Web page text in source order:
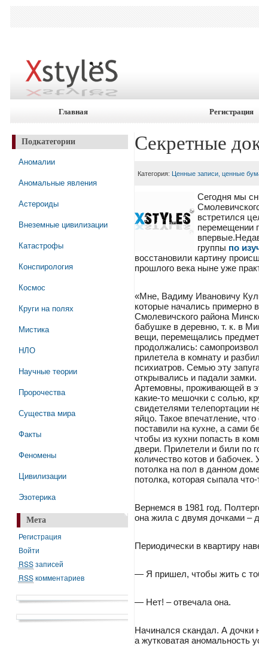
Главная Регистрация
Подкатегории
Аномалии
Аномальные явления
Астероиды
Внеземные цивилизации
Катастрофы
Конспирология
Космос
Круги на полях
Мистика
НЛО
Научные теории
Пророчества
Существа мира
Факты
Феномены
Цивилизации
Эзотерика
Мета
Регистрация
Войти
RSSзаписей
RSSкомментариев
Секретные
Категория: Ценные записи, ценные
Сегодня мы
встретился
перемещении
впервые.
группы по
восстановили картину
прошлого века ныне уже
«Мне, Вадиму Ивановичу
которые начались примерно
Смолевичского района
бабушке в деревню, т. к. в
вещи, перемещались
продолжались:
прилетела в комнату и
психиатров. Семью эту
открывались и падали
Артемовны, проживающей в
какие-то мешочки с солью,
свидетелями телепортации
яйцо. Такое впечатление,
поставили на кухне, а сами
чтобы из кухни попасть в
двери. Прилетели и били по
количество котов и бабочек.
потолка на пол в данном
потолка, которая сыпала
Вернемся в 1981 год.
она жила с двумя дочками –
Периодически в квартиру
— Я пришел, чтобы жить с
— Нет! – отвечала она.
Начинался скандал. А дочки
а жутковатая аномальность